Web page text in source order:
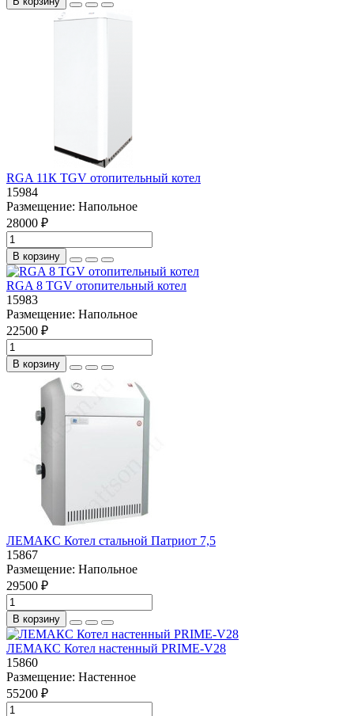
RGA 11К TGV отопительный котел
15984
Размещение: Напольное
28000 ₽
В корзину
RGA 8 TGV отопительный котел
15983
Размещение: Напольное
22500 ₽
В корзину
ЛЕМАКС Котел стальной Патриот 7,5
15867
Размещение: Напольное
29500 ₽
В корзину
ЛЕМАКС Котел настенный PRIME-V28
15860
Размещение: Настенное
55200 ₽